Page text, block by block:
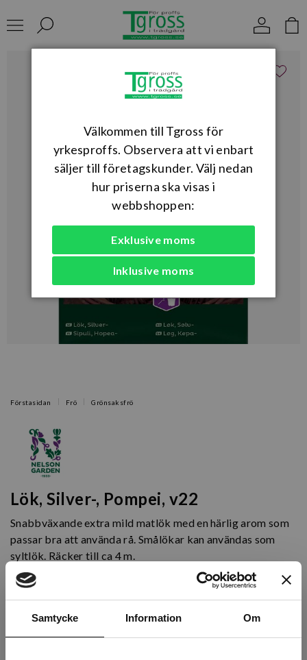
Samtycke Information Om
Förstasidan Frö Grönsaksfrö
Lök, Silver-, Pompei, v22
Snabbväxande extra mild matlök med en härlig arom som
passar bra att använda rå. Smålökar kan användas som
syltlök. Räcker till ca 4 m.
Artikelnr: N90661
Finns i lager (5 st)
Välkommen till Tgross för
yrkesproffs. Observera att vi enbart
säljer till företagskunder. Välj nedan
hur priserna ska visas i
webbshoppen:
Exklusive moms
Inklusive moms